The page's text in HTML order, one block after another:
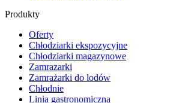
Produkty
Oferty
Chłodziarki ekspozycyjne
Chłodziarki magazynowe
Zamrazarki
Zamrażarki do lodów
Chłodnie
Linia gastronomiczna